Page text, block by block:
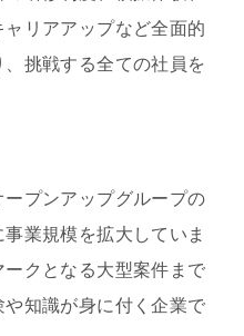
リアアップなど全面的
挑戦する全ての社員を
ープンアップグループの
業規模を拡大していま
クとなる大型案件まで
知識が身に付く企業で